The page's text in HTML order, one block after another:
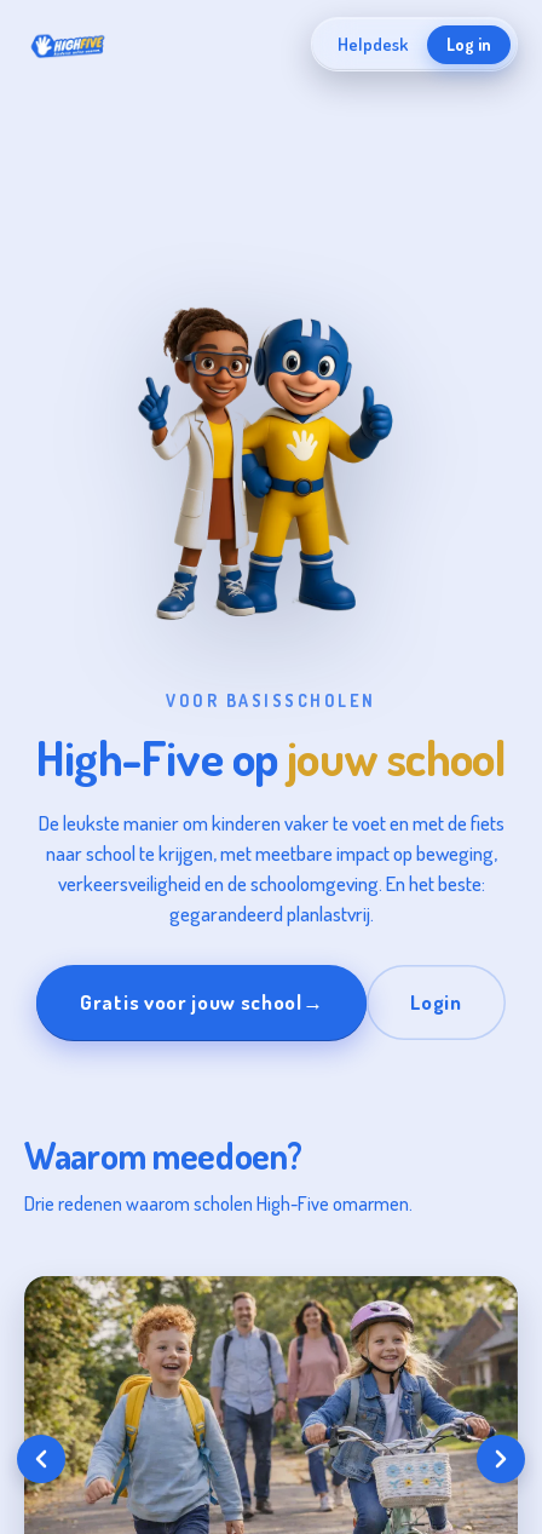
Helpdesk Log in
VOOR BASISSCHOLEN
High-Five opjouw school
De leukste manier om kinderen vaker te voet en met de fiets
naar school te krijgen, met meetbare impact op beweging,
verkeersveiligheid en de schoolomgeving. En het beste:
gegarandeerd planlastvrij.
Gratis voor jouw school→ Login
Waarom meedoen?
Drie redenen waarom scholen High-Five omarmen.